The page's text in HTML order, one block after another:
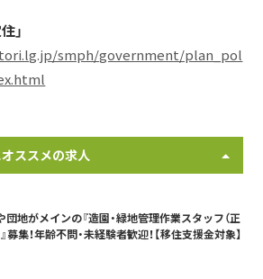
」
smph/government/plan_pol
ススメの求人
団地がメインの『造園・緑地管理作業スタッフ（正
募集！年齢不問・未経験者歓迎！【移住支援金対象】